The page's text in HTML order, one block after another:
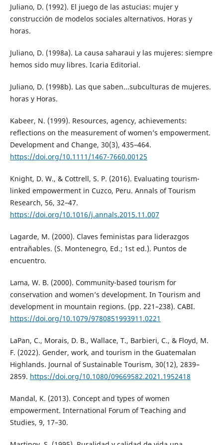
Juliano, D. (1992). El juego de las astucias: mujer y
construcción de modelos sociales alternativos. Horas y
horas.
Juliano, D. (1998a). La causa saharaui y las mujeres: siempre
hemos sido muy libres. Icaria Editorial.
Juliano, D. (1998b). Las que saben...subculturas de mujeres.
horas y Horas.
Kabeer, N. (1999). Resources, agency, achievements:
reflections on the measurement of women’s empowerment.
Development and Change, 30(3), 435–464.
https://doi.org/10.1111/1467-7660.00125
Knight, D. W., & Cottrell, S. P. (2016). Evaluating tourism-
linked empowerment in Cuzco, Peru. Annals of Tourism
Research, 56, 32–47.
https://doi.org/10.1016/j.annals.2015.11.007
Lagarde, M. (2000). Claves feministas para liderazgos
entrañables. (S. Montenegro, Ed.; 1st ed.). Puntos de
encuentro.
Lama, W. B. (2000). Community-based tourism for
conservation and women’s development. In Tourism and
development in mountain regions. (pp. 221–238). CABI.
https://doi.org/10.1079/9780851993911.0221
LaPan, C., Morais, D. B., Wallace, T., Barbieri, C., & Floyd, M.
F. (2022). Gender, work, and tourism in the Guatemalan
Highlands. Journal of Sustainable Tourism, 30(12), 2839–
2859. https://doi.org/10.1080/09669582.2021.1952418
Mandal, K. (2013). Concept and types of women
empowerment. International Forum of Teaching and
Studies, 9, 17–30.